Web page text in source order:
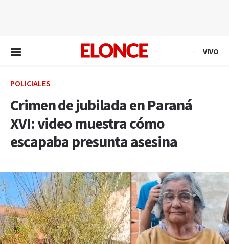
VIVO
POLICIALES
Crimen de jubilada en Paraná
XVI: video muestra cómo
escapaba presunta asesina